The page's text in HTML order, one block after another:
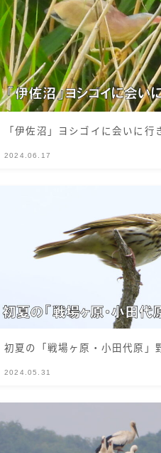
「伊佐沼」ヨシゴイに会いに行
2024.06.17
初夏の「戦場ヶ原・小田代原」
2024.05.31